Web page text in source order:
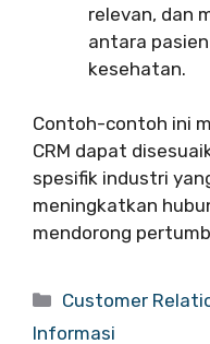
relevan, dan
antara
kesehatan.
Contoh-contoh ini
CRM dapat
spesifik industri
meningkatkan
mendorong
Categories
Customer
Informasi